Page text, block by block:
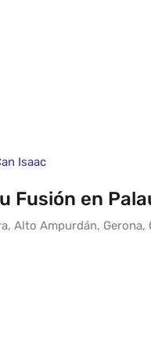
Isaac
Fusión en
Alto Ampurdán, Gerona,